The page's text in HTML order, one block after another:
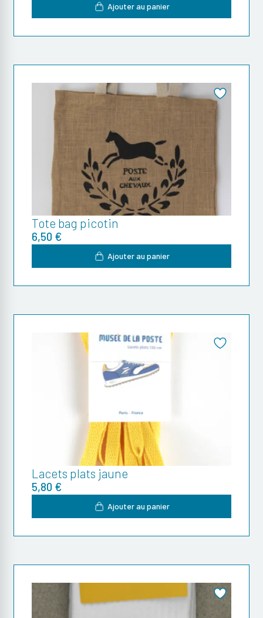
Ajouter au panier
Tote bag picotin
6,50 €
Ajouter au panier
Lacets plats jaune
5,80 €
Ajouter au panier